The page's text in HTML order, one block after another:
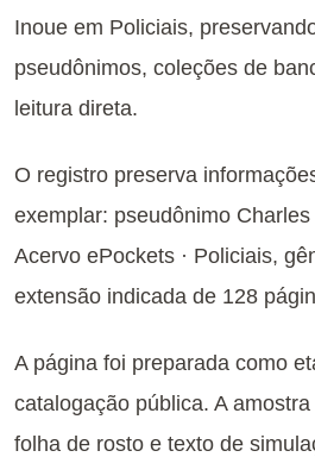
Inoue em Policiais,
pseudônimos, coleções de
leitura direta.
O registro preserva
exemplar: pseudônimo
Acervo ePockets · Policiais,
extensão indicada de 128
A página foi preparada como
catalogação pública. A
folha de rosto e texto de